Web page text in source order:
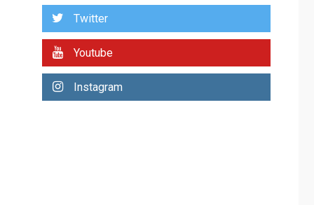
Ávila
2
ÚLTIMA HORA
operaciones de carga
Twitter
Youtube
Instagram